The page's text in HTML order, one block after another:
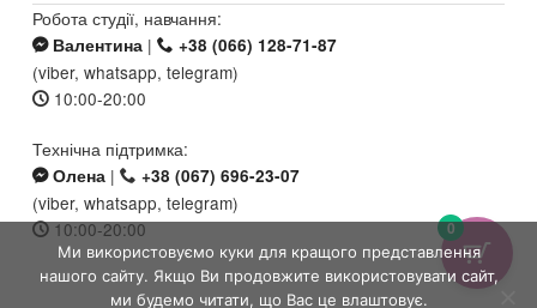
Робота студії, навчання:
Валентина | +38 (066) 128-71-87
(viber, whatsapp, telegram)
10:00-20:00
Технічна підтримка:
Олена | +38 (067) 696-23-07
(viber, whatsapp, telegram)
10:00-20:00
0
Ми використовуємо куки для кращого представлення
нашого сайту. Якщо Ви продовжите використовувати сайт,
ми будемо читати, що Вас це влаштовує.